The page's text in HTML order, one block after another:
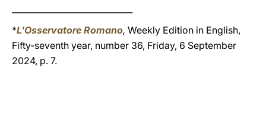
*L'Osservatore Romano, Weekly Edition in English,
Fifty-seventh year, number 36, Friday, 6 September
2024, p. 7.